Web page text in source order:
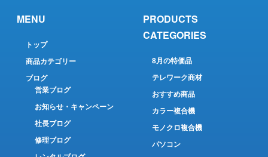
MENU
トップ
商品カテゴリー
ブログ
営業ブログ
お知らせ・キャンペーン
社長ブログ
修理ブログ
PRODUCTS
CATEGORIES
8月の特価品
テレワーク商材
おすすめ商品
カラー複合機
モノクロ複合機
パソコン